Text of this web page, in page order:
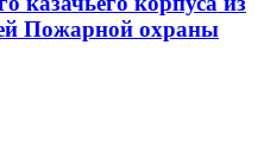
Пожарной охраны